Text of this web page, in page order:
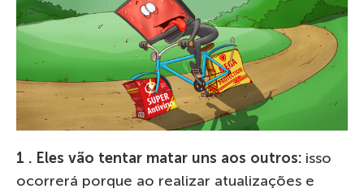
1 . Eles vão tentar matar uns aos outros: isso
ocorrerá porque ao realizar atualizações e